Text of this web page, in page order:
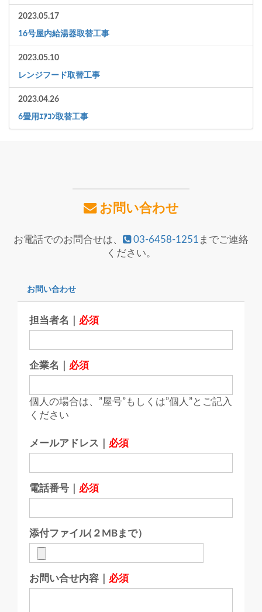
2023.05.17
16号屋内給湯器取替工事
2023.05.10
レンジフード取替工事
2023.04.26
6畳用ｴｱｺﾝ取替工事
お問い合わせ
お電話でのお問合せは、 03-6458-1251 までご連絡
ください。
お問い合わせ
担当者名｜ 必須
企業名｜ 必須
個人の場合は、”屋号”もしくは”個人”とご記入
ください
メールアドレス｜ 必須
電話番号｜ 必須
添付ファイル(２MBまで）
お問い合せ内容｜ 必須